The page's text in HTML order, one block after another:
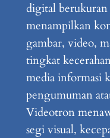
digital berukuran
menampilkan
gambar, video,
tingkat
media informasi
pengumuman
Videotron
segi visual,